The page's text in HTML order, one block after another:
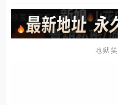
地狱